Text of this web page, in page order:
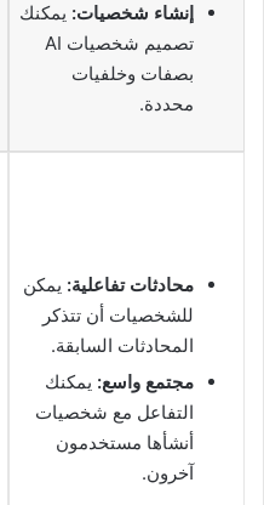
إنشاء شخصيات: يمكنك
تصميم شخصيات AI
بصفات وخلفيات
محددة.
محادثات تفاعلية: يمكن
للشخصيات أن تتذكر
المحادثات السابقة.
مجتمع واسع: يمكنك
التفاعل مع شخصيات
أنشأها مستخدمون
آخرون.